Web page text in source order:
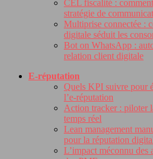
CEL fiscalité :
stratégie de
Multiprise connectée :
digitale séduit les
Bot on WhatsApp :
relation client digitale
E-réputation
Quels KPI suivre pour
l’e-réputation
Action tracker : piloter
temps réel
Lean management
pour la réputation
L’impact méconnu des